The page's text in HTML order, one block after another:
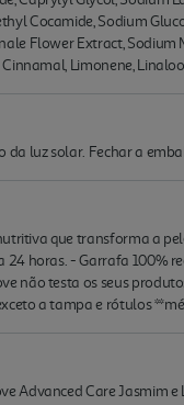
Cocamide, Sodium
Flower Extract, Sodium
Limonene,
da luz solar. Fechar a
que transforma a
24 horas. - Garrafa 100%
não testa os seus
a tampa e rótulos
Advanced Care Jasmim